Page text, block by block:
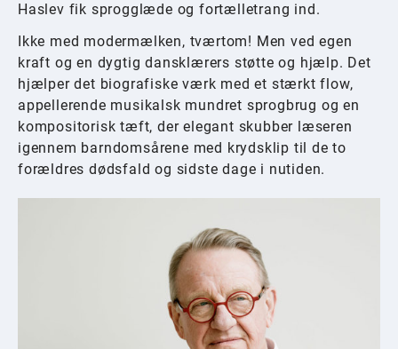
Haslev fik sprogglæde og fortælletrang ind.
Ikke med modermælken, tværtom! Men ved egen
kraft og en dygtig dansklærers støtte og hjælp. Det
hjælper det biografiske værk med et stærkt flow,
appellerende musikalsk mundret sprogbrug og en
kompositorisk tæft, der elegant skubber læseren
igennem barndomsårene med krydsklip til de to
forældres dødsfald og sidste dage i nutiden.